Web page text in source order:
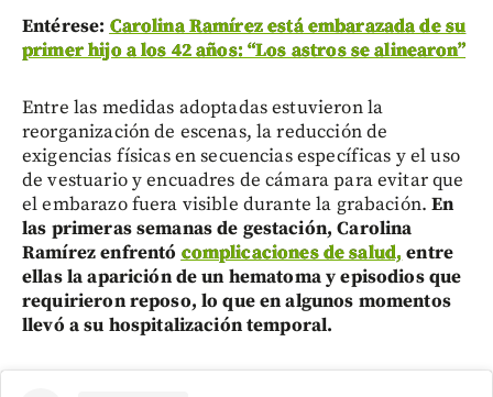
Entérese: Carolina Ramírez está embarazada de su
primer hijo a los 42 años: “Los astros se alinearon”
Entre las medidas adoptadas estuvieron la
reorganización de escenas, la reducción de
exigencias físicas en secuencias específicas y el uso
de vestuario y encuadres de cámara para evitar que
el embarazo fuera visible durante la grabación.En
las primeras semanas de gestación, Carolina
Ramírez enfrentó complicaciones de salud, entre
ellas la aparición de un hematoma y episodios que
requirieron reposo, lo que en algunos momentos
llevó a su hospitalización temporal.